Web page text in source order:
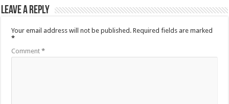
Leave a Reply
Your email address will not be published. Required fields are marked
*
Comment*